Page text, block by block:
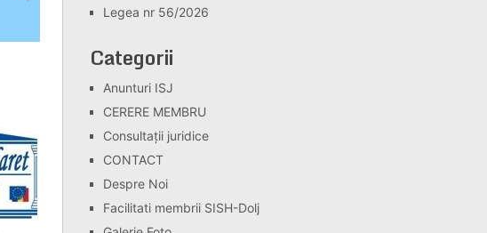
Legea nr 56/2026
Categorii
Anunturi ISJ
CERERE MEMBRU
Consultaţii juridice
CONTACT
Despre Noi
Facilitati membrii SISH-Dolj